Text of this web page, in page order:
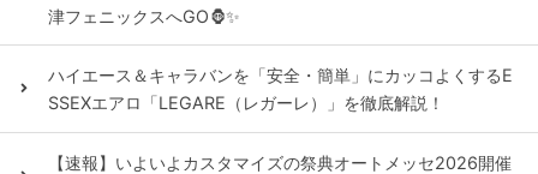
津フェニックスへGO🦍✨
ハイエース＆キャラバンを「安全・簡単」にカッコよくするE
SSEXエアロ「LEGARE（レガーレ）」を徹底解説！
【速報】いよいよカスタマイズの祭典オートメッセ2026開催